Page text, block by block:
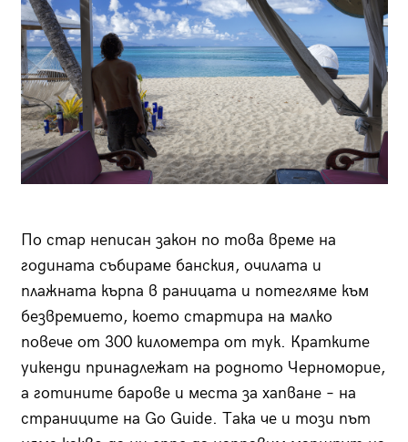
По стар неписан закон по това време на
годината събираме банския, очилата и
плажната кърпа в раницата и потегляме към
безвремието, което стартира на малко
повече от 300 километра от тук. Кратките
уикенди принадлежат на родното Черноморие,
а готините барове и места за хапване – на
страниците на Go Guide. Така че и този път